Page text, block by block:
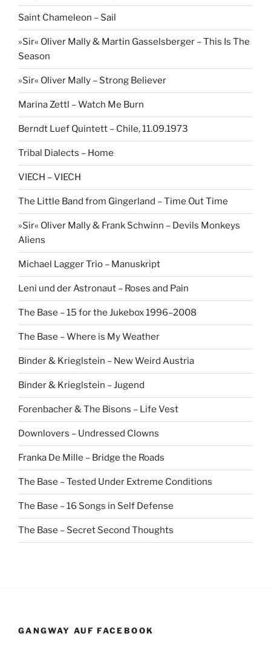
Saint Chameleon – Sail
»Sir« Oliver Mally & Martin Gasselsberger – This Is The
Season
»Sir« Oliver Mally – Strong Believer
Marina Zettl – Watch Me Burn
Berndt Luef Quintett – Chile, 11.09.1973
Tribal Dialects – Home
VIECH – VIECH
The Little Band from Gingerland – Time Out Time
»Sir« Oliver Mally & Frank Schwinn – Devils Monkeys
Aliens
Michael Lagger Trio – Manuskript
Leni und der Astronaut – Roses and Pain
The Base – 15 for the Jukebox 1996–2008
The Base – Where is My Weather
Binder & Krieglstein – New Weird Austria
Binder & Krieglstein – Jugend
Forenbacher & The Bisons – Life Vest
Downlovers – Undressed Clowns
Franka De Mille – Bridge the Roads
The Base – Tested Under Extreme Conditions
The Base – 16 Songs in Self Defense
The Base – Secret Second Thoughts
GANGWAY AUF FACEBOOK